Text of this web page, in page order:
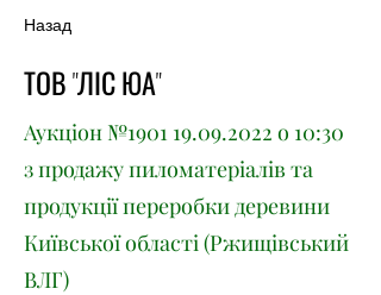
Назад
ТОВ "ЛІС ЮА"
Аукціон №1901 19.09.2022 о 10:30
з продажу пиломатеріалів та
продукції переробки деревини
Київської області (Ржищівський
ВЛГ)